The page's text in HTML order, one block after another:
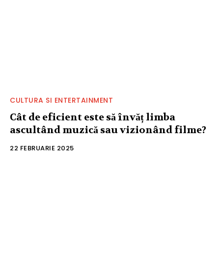
CULTURA SI ENTERTAINMENT
Cât de eficient este să învăț limba
ascultând muzică sau vizionând filme?
22 FEBRUARIE 2025